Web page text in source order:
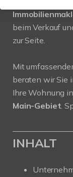
beim Verkauf
zur Seite.
Mit
beraten wir Sie
Ihre Wohnung in
Main-Gebiet.
INHALT